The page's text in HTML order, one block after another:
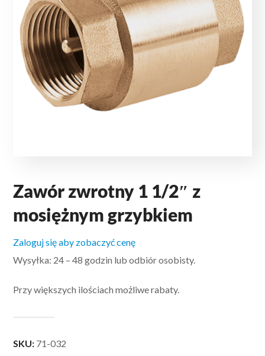
Zawór zwrotny 1 1/2″ z
mosiężnym grzybkiem
Zaloguj się aby zobaczyć cenę
Wysyłka: 24 – 48 godzin lub odbiór osobisty.
Przy większych ilościach możliwe rabaty.
SKU: 71-032